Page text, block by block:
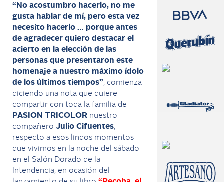
“No acostumbro hacerlo, no me
gusta hablar de mí, pero esta vez
necesito hacerlo … porque antes
de agradecer quiero destacar el
acierto en la elección de las
personas que presentaron este
homenaje a nuestro máximo ídolo
de los últimos tiempos”, comienza
diciendo una nota que quiere
compartir con toda la familia de
PASION TRICOLOR nuestro
compañero Julio Cifuentes,
respecto a esos lindos momentos
que vivimos en la noche del sábado
en el Salón Dorado de la
Intendencia, en ocasión del